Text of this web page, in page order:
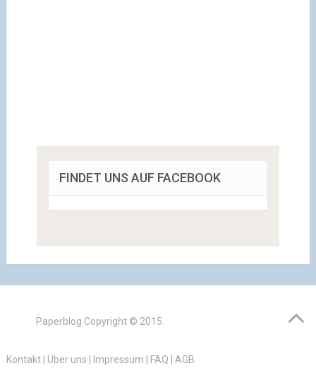
FINDET UNS AUF FACEBOOK
Paperblog Copyright © 2015.
Kontakt| Über uns Impressum FAQ AGB